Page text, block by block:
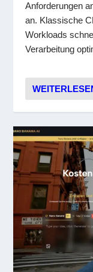
Anforderungen
an. Klassische
Workloads
Verarbeitung